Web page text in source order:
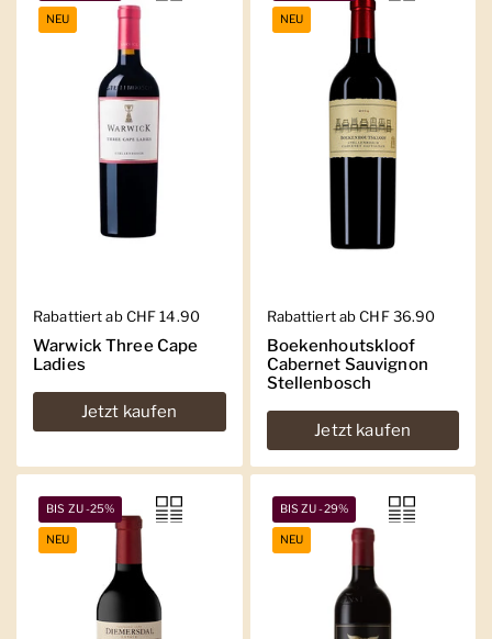
Regulärer Preis
Rabattiert ab CHF 14.90
Warwick Three Cape
Ladies
Jetzt kaufen
NEU
Regulärer Preis
Rabattiert ab CHF 36.90
Boekenhoutskloof
Cabernet Sauvignon
Stellenbosch
Jetzt kaufen
NEU
BIS ZU -25%
NEU
BIS ZU -29%
NEU